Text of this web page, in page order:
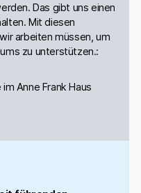
Das gibt uns einen
Mit diesen
arbeiten müssen, um
zu unterstützen.:
Anne Frank Haus